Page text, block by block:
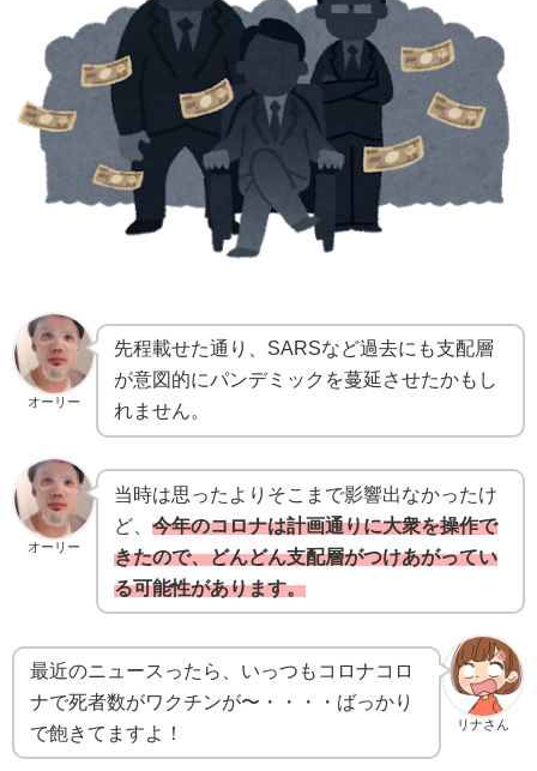
オーリー
先程載せた通り、SARSなど過去にも支配層
が意図的にパンデミックを蔓延させたかもし
れません。
オーリー
当時は思ったよりそこまで影響出なかったけ
ど、 今年のコロナは計画通りに大衆を操作で
きたので、どんどん支配層がつけあがってい
る可能性があります。
リナさん
最近のニュースったら、いっつもコロナコロ
ナで死者数がワクチンが〜・・・・ばっかり
で飽きてますよ！